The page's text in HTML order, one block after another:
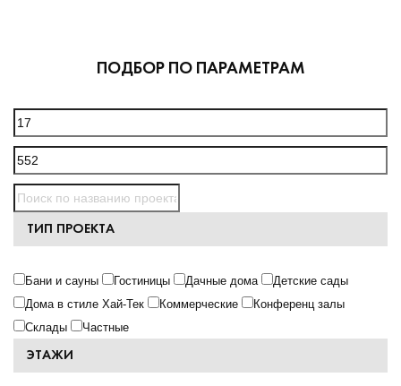
ПОДБОР ПО ПАРАМЕТРАМ
ТИП ПРОЕКТА
Бани и сауны Гостиницы Дачные дома
Детские сады
Дома в стиле Хай-Тек
Коммерческие
Конференц залы
Склады
Частные
ЭТАЖИ